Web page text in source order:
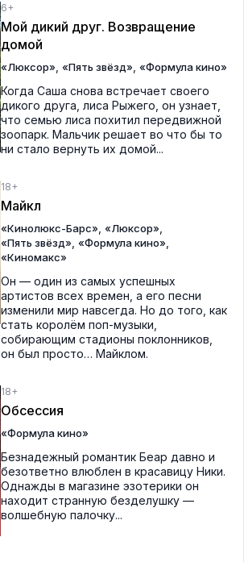
6+
Мой дикий друг. Возвращение
домой
«Люксор» «Пять звёзд» «Формула кино»
Когда Саша снова встречает своего
дикого друга, лиса Рыжего, он узнает,
что семью лиса похитил передвижной
зоопарк. Мальчик решает во что бы то
ни стало вернуть их домой...
18+
Майкл
«Кинолюкс-Барс» «Люксор»
«Пять звёзд» «Формула кино»
«Киномакс»
Он — один из самых успешных
артистов всех времен, а его песни
изменили мир навсегда. Но до того, как
стать королём поп-музыки,
собирающим стадионы поклонников,
он был просто… Майклом.
18+
Обсессия
«Формула кино»
Безнадежный романтик Беар давно и
безответно влюблен в красавицу Ники.
Однажды в магазине эзотерики он
находит странную безделушку —
волшебную палочку...